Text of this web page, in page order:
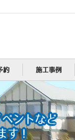
電話 MENU
約 施工事例
ントなど
す！